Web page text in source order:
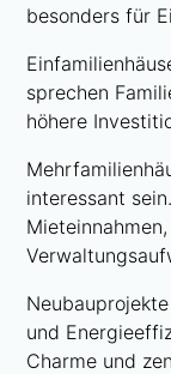
besonders für
sprechen
höhere
interessant
und
Charme und